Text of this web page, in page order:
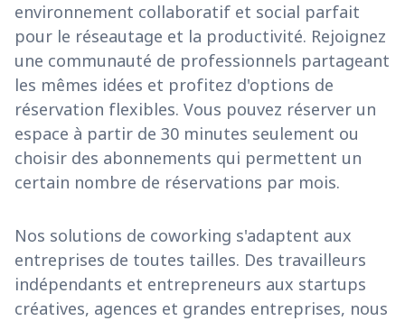
environnement collaboratif et social parfait
pour le réseautage et la productivité. Rejoignez
une communauté de professionnels partageant
les mêmes idées et profitez d'options de
réservation flexibles. Vous pouvez réserver un
espace à partir de 30 minutes seulement ou
choisir des abonnements qui permettent un
certain nombre de réservations par mois.
Nos solutions de coworking s'adaptent aux
entreprises de toutes tailles. Des travailleurs
indépendants et entrepreneurs aux startups
créatives, agences et grandes entreprises, nous